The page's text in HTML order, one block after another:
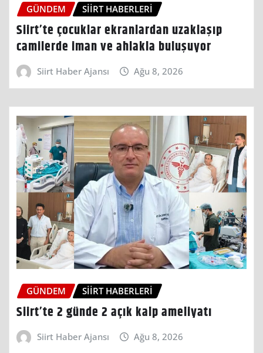
GÜNDEM SIIRT HABERLERI
Siirt’te çocuklar ekranlardan uzaklaşıp
camilerde iman ve ahlakla buluşuyor
Siirt Haber Ajansı Ağu 8, 2026
GÜNDEM SIIRT HABERLERI
Siirt’te 2 günde 2 açık kalp ameliyatı
Siirt Haber Ajansı Ağu 8, 2026